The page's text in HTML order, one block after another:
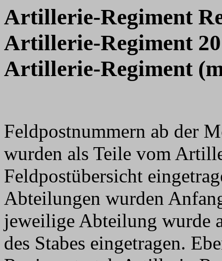
Artillerie-Regiment
Artillerie-Regiment 20
Artillerie-Regiment
Feldpostnummern ab der
wurden als Teile vom
Feldpostübersicht
Abteilungen wurden
jeweilige Abteilung wurde
des Stabes eingetragen.